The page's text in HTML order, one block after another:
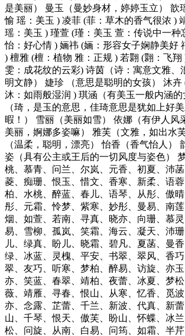
是美丽） 曼玉（曼妙身材，婷婷玉立） 歆
愉 瑶：美玉 ) 凌菲 (菲：草木的香气很浓 )
瑶：美玉 ) 瑾萱 (瑾：美玉 萱：传说中一种
怡：好心情 ) 婳祎 (婳：形容女子娴静美好
) 檀雅 (檀：植物 雅：正规 ) 若翾 (翾：飞翔
雯：成花纹的云彩) 诗茵（诗：寓意文雅、
明文静） 婕珍 （意思是聪明的女孩） 沐
沐：如雨般湿润 ) 琪涵（有美玉一般内涵
（琦，是玉的意思，佳琦意思是犹如上好
暇！） 雪丽（美丽如雪） 依娜（有伊人风
美丽，婀娜多姿嘛） 雅芙（文雅，如出水
（温柔，聪明，漂亮） 怡香（香气怡人）
姿（具有公主或王后的一切风度与姿色）
桃、慕青、问兰、尔岚、元香、初夏、沛
菱、痴珊、恨玉、惜文、香寒、新柔、语
柏、水桃、醉蓝、春儿、语琴、从彤、傲
彤、元霜、怜梦、紫寒、妙彤、曼易、南
烟、如萱、若南、寻真、晓亦、向珊、慕
易、雪柳、孤岚、笑霜、海云、凝天、沛
儿、绿真、盼儿、晓霜、碧凡、夏菡、曼
绿、冰蓝、灵槐、平安、书翠、翠风、香
翠、友巧、听寒、梦柏、醉易、访旋、亦
亦、笑蓝、春翠、靖柏、夜蕾、冰夏、梦
薇、靖雁、寻春、恨山、从寒、忆香、觅
亦、念露、芷蕾、千兰、新波、代真、新
山、千琴、恨天、傲芙、盼山、怀蝶、冰
松、问旋、从南、白易、问筠、如霜、半